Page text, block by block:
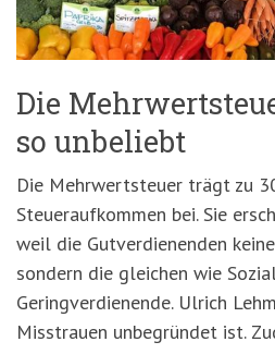
Die
so unbeliebt
Die Mehrwertsteuer trägt zu
Steueraufkommen bei. Sie
weil die Gutverdienenden
sondern die gleichen wie
Geringverdienende. Ulrich
Misstrauen unbegründet ist.